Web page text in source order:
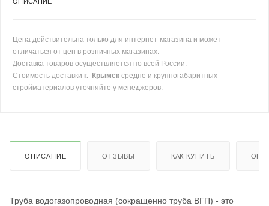
Цена действительна только для интернет-магазина и может
отличаться от цен в розничных магазинах.
Доставка товаров осуществляется по всей России.
Стоимость доставки г. Крымск средне и крупногабаритных
стройматериалов уточняйте у менеджеров.
ОПИСАНИЕ ОТЗЫВЫ КАК КУПИТЬ
Труба водогазопроводная (сокращенно труба ВГП) - это